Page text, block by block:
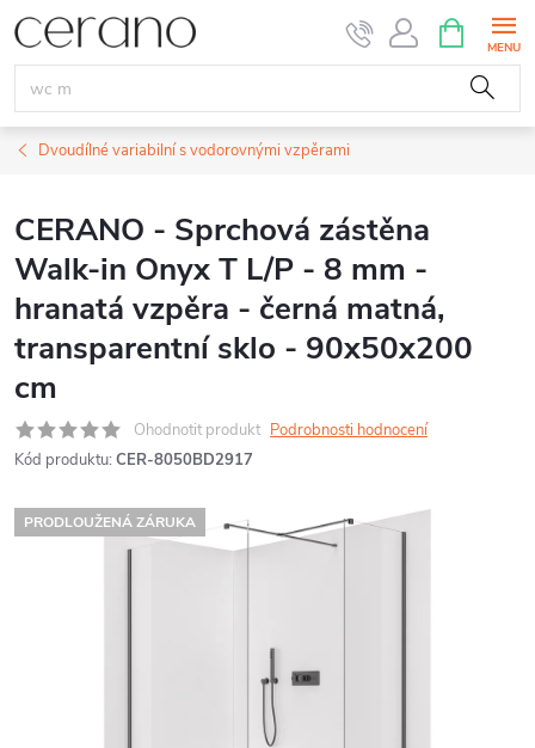
Přejít
na
obsah
NÁKUPNÍ
KOŠÍK
Dvoudílné variabilní s vodorovnými vzpěrami
CERANO - Sprchová zástěna
Walk-in Onyx T L/P - 8 mm -
hranatá vzpěra - černá matná,
transparentní sklo - 90x50x200
cm
Ohodnotit produkt Podrobnosti hodnocení
Kód produktu: CER-8050BD2917
PRODLOUŽENÁ ZÁRUKA